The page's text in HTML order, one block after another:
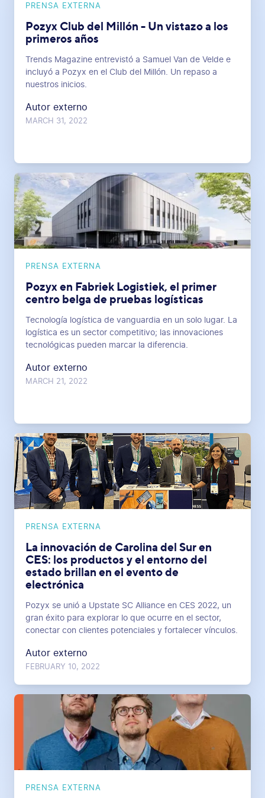
PRENSA EXTERNA
Pozyx Club del Millón - Un vistazo a los
primeros años
Trends Magazine entrevistó a Samuel Van de Velde e
incluyó a Pozyx en el Club del Millón. Un repaso a
nuestros inicios.
Autor externo
MARCH 31, 2022
PRENSA EXTERNA
Pozyx en Fabriek Logistiek, el primer
centro belga de pruebas logísticas
Tecnología logística de vanguardia en un solo lugar. La
logística es un sector competitivo; las innovaciones
tecnológicas pueden marcar la diferencia.
Autor externo
MARCH 21, 2022
PRENSA EXTERNA
La innovación de Carolina del Sur en
CES: los productos y el entorno del
estado brillan en el evento de
electrónica
Pozyx se unió a Upstate SC Alliance en CES 2022, un
gran éxito para explorar lo que ocurre en el sector,
conectar con clientes potenciales y fortalecer vínculos.
Autor externo
FEBRUARY 10, 2022
PRENSA EXTERNA